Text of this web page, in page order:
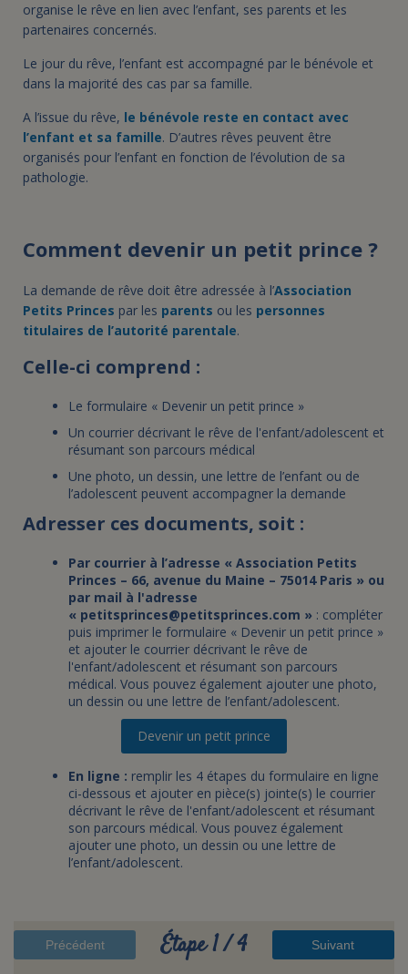
organise le rêve en lien avec l’enfant, ses parents et les
partenaires concernés.
Le jour du rêve, l’enfant est accompagné par le bénévole et
dans la majorité des cas par sa famille.
A l’issue du rêve, le bénévole reste en contact avec
l’enfant et sa famille. D’autres rêves peuvent être
organisés pour l’enfant en fonction de l’évolution de sa
pathologie.
Comment devenir un petit prince ?
La demande de rêve doit être adressée à l’Association
Petits Princes par les parents ou les personnes
titulaires de l’autorité parentale.
Celle-ci comprend :
Le formulaire « Devenir un petit prince »
Un courrier décrivant le rêve de l'enfant/adolescent et
résumant son parcours médical
Une photo, un dessin, une lettre de l’enfant ou de
l’adolescent peuvent accompagner la demande
Adresser ces documents, soit :
Par courrier à l’adresse « Association Petits
Princes – 66, avenue du Maine – 75014 Paris » ou
par mail à l'adresse
« petitsprinces@petitsprinces.com » : compléter
puis imprimer le formulaire « Devenir un petit prince »
et ajouter le courrier décrivant le rêve de
l'enfant/adolescent et résumant son parcours
médical. Vous pouvez également ajouter une photo,
un dessin ou une lettre de l’enfant/adolescent.
Devenir un petit prince
En ligne : remplir les 4 étapes du formulaire en ligne
ci-dessous et ajouter en pièce(s) jointe(s) le courrier
décrivant le rêve de l'enfant/adolescent et résumant
son parcours médical. Vous pouvez également
ajouter une photo, un dessin ou une lettre de
l’enfant/adolescent.
Précédent Étape 1 / 4 Suivant